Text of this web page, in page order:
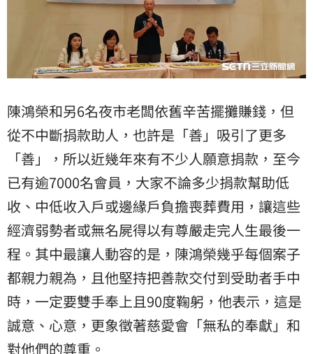
陳鴻榮和另6名夜市老闆依舊辛苦擺攤賺錢，但
從不中斷捐款助人，也許是「善」吸引了更多
「善」，所以近幾年來有不少人願意捐款，至今
已有逾7000名會員，大家不論多少捐款幫助低
收、中低收入戶或邊緣戶負擔喪葬費用，讓這些
經濟弱勢者或無名屍得以有尊嚴走完人生最後一
程。其中最讓人動容的是，陳鴻榮幾乎每個案子
都親力親為，且他堅持把善款交付到受助者手中
時，一定要雙手奉上且90度鞠躬，他表示，這是
誠意、心意，更象徵著慈愛會「無私的奉獻」和
對他們的尊重。